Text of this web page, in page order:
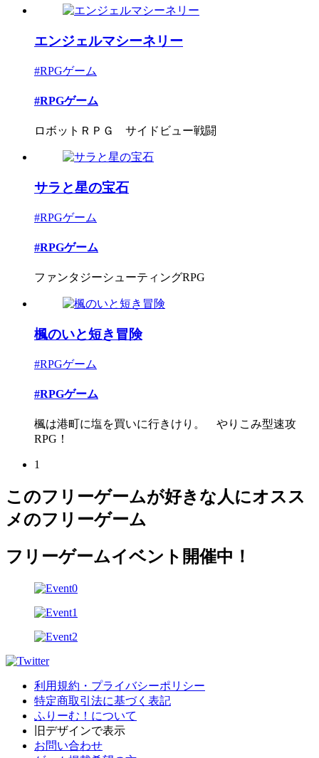
エンジェルマシーネリー
#RPGゲーム
#RPGゲーム
ロボットＲＰＧ サイドビュー戦闘
サラと星の宝石
#RPGゲーム
#RPGゲーム
ファンタジーシューティングRPG
楓のいと短き冒険
#RPGゲーム
#RPGゲーム
楓は港町に塩を買いに行きけり。 やりこみ型速攻
RPG！
1
このフリーゲームが好きな人にオスス
メのフリーゲーム
フリーゲームイベント開催中！
利用規約・プライバシーポリシー
特定商取引法に基づく表記
ふりーむ！について
旧デザインで表示
お問い合わせ